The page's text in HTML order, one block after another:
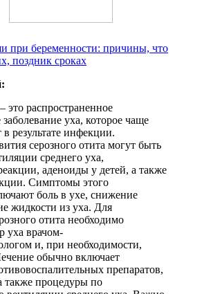
при беременности: причины, что
поздник сроках
это распространенное
уха, которое чаще
в результате инфекции.
серозного отита могут быть
среднего уха,
аденоиды у детей, а также
Симптомы этого
боль в ухе, снижение
жидкости из уха. Для
отита необходимо
уха врачом-
и, при необходимости,
обычно включает
препаратов,
также процедуры по